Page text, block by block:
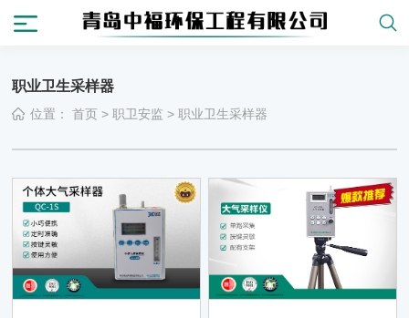
职业卫生采样器
位置：首页 >职卫安监 >职业卫生采样器